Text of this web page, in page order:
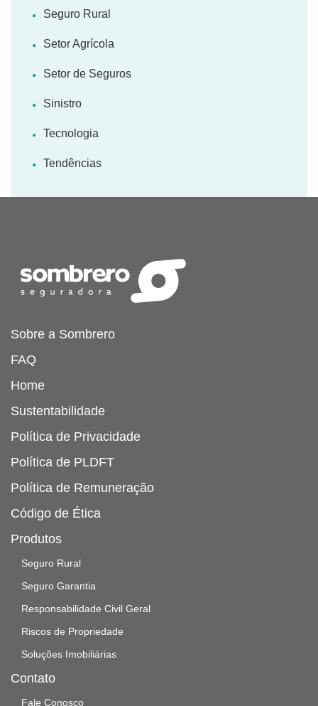
Seguro Rural
Setor Agrícola
Setor de Seguros
Sinistro
Tecnologia
Tendências
Sobre a Sombrero
FAQ
Home
Sustentabilidade
Política de Privacidade
Política de PLDFT
Política de Remuneração
Código de Ética
Produtos
Seguro Rural
Seguro Garantia
Responsabilidade Civil Geral
Riscos de Propriedade
Soluções Imobiliárias
Contato
Fale Conosco